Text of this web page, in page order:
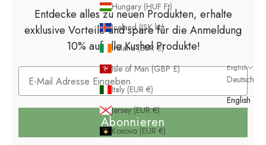
Hungary (HUF Ft)
Iceland (ISK kr)
Ireland (EUR €)
Isle of Man (GBP £)
Italy (EUR €)
Jersey (EUR €)
Kosovo (EUR €)
English
Deutsch
English
Entdecke alles zu neuen Produkten, erhalte
exklusive Vorteile und spare für die Anmeldung
10% auf alle Kushel Produkte!
Abonnieren